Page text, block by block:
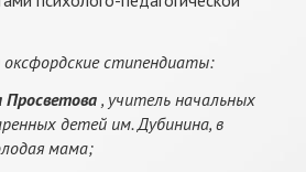
стипендиаты:
Просветова , учитель начальных
детей им. Дубинина, в
мама;